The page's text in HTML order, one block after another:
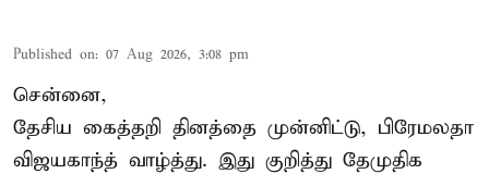
Published on: 07 Aug 2026, 3:08 pm
சென்னை,
தேசிய கைத்தறி தினத்தை முன்னிட்டு, பிரேமலதா
விஜயகாந்த் வாழ்த்து. இது குறித்து தேமுதிக